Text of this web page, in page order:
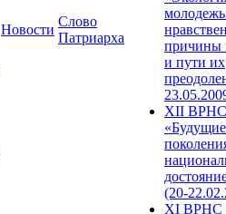
Новости
Слово
Патриарха
причины
и пути их
XII ВРНС
«Будущие
(20-
XI ВРНС